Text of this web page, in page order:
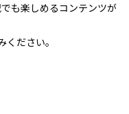
も楽しめるコンテンツが
ださい。